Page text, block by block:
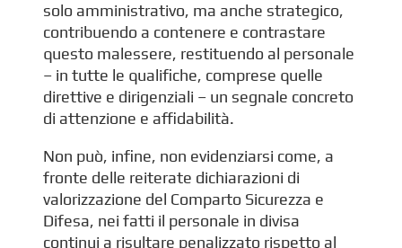
solo amministrativo, ma anche strategico,
contribuendo a contenere e contrastare
questo malessere, restituendo al personale
– in tutte le qualifiche, comprese quelle
direttive e dirigenziali – un segnale concreto
di attenzione e affidabilità.
Non può, infine, non evidenziarsi come, a
fronte delle reiterate dichiarazioni di
valorizzazione del Comparto Sicurezza e
Difesa, nei fatti il personale in divisa
continui a risultare penalizzato rispetto al